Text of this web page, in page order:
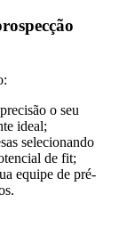
o seu
ideal;
selecionando
de fit;
equipe de pré-